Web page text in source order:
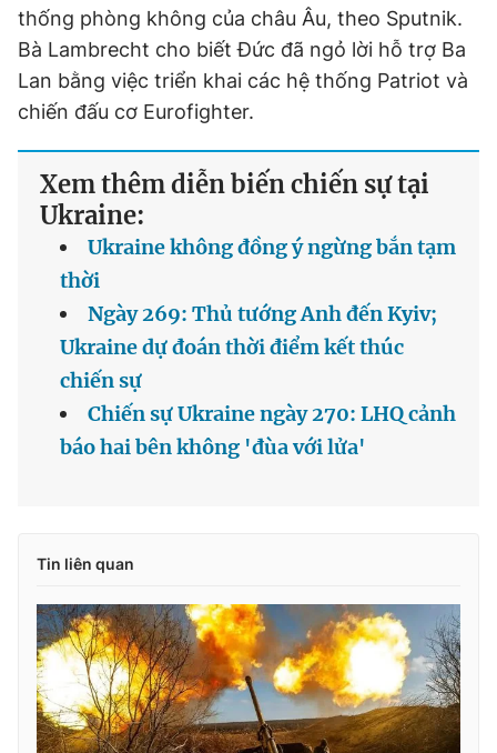
thống phòng không của châu Âu, theo Sputnik.
Bà Lambrecht cho biết Đức đã ngỏ lời hỗ trợ Ba
Lan bằng việc triển khai các hệ thống Patriot và
chiến đấu cơ Eurofighter.
Xem thêm diễn biến chiến sự tại
Ukraine:
Ukraine không đồng ý ngừng bắn tạm
thời
Ngày 269: Thủ tướng Anh đến Kyiv;
Ukraine dự đoán thời điểm kết thúc
chiến sự
Chiến sự Ukraine ngày 270: LHQ cảnh
báo hai bên không 'đùa với lửa'
Tin liên quan